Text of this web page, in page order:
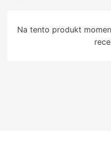
Na tento produkt